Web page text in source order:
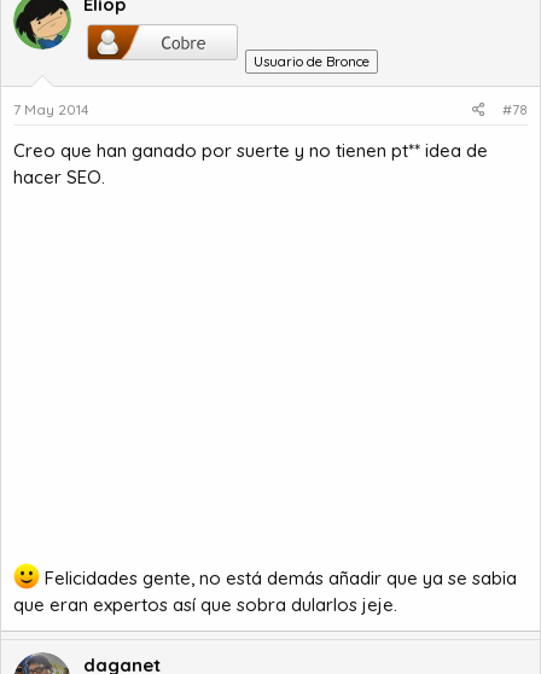
Usuario de Bronce
7 May 2014 #78
Creo que han ganado por suerte y no tienen pt** idea de
hacer SEO.
Felicidades gente, no está demás añadir que ya se sabia
que eran expertos así que sobra dularlos jeje.
daganet